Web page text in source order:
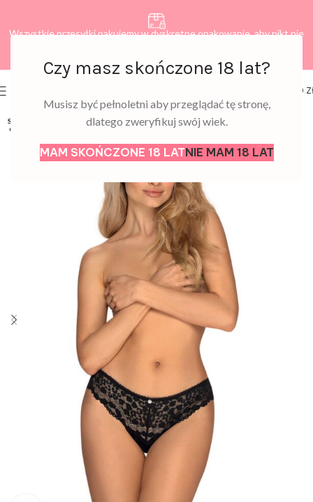
Czy masz skończone 18 lat?
Musisz być pełnoletni aby przeglądać tę stronę,
dlatego zweryfikuj swój wiek.
MAM SKOŃCZONE 18 LATNIE MAM 18 LAT
Wszystkie przesyłki pakujemy w dyskretne opakowanie, aby nikt nie
0,00
SOLD
OUT